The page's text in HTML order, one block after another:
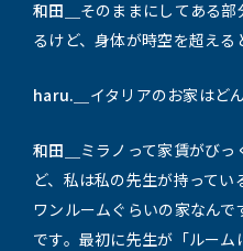
和田＿ そのままにしてある
るけど、身体が時空を超える
haru.＿ イタリアのお家はど
和田＿
ミラノって家賃がび
ど、私は私の先生が持ってい
ワンルームぐらいの家なん
です。最初に先生が「ルー